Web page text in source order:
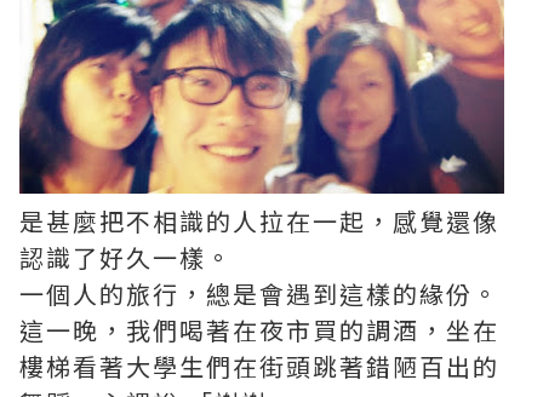
是甚麼把不相識的人拉在一起，感覺還像
認識了好久一樣。
一個人的旅行，總是會遇到這樣的緣份。
這一晚，我們喝著在夜市買的調酒，坐在
樓梯看著大學生們在街頭跳著錯陋百出的